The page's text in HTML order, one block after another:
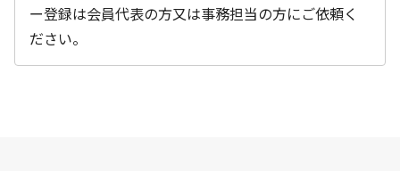
ー登録は会員代表の方又は事務担当の方にご依頼く
ださい。